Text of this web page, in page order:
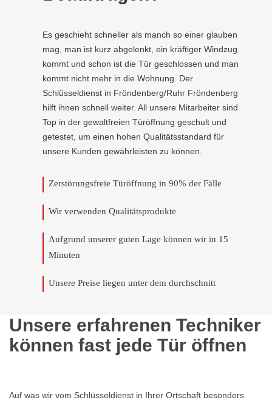
Es geschieht schneller als manch so einer glauben
mag, man ist kurz abgelenkt, ein kräftiger Windzug
kommt und schon ist die Tür geschlossen und man
kommt nicht mehr in die Wohnung. Der
Schlüsseldienst in Fröndenberg/Ruhr Fröndenberg
hilft ihnen schnell weiter. All unsere Mitarbeiter sind
Top in der gewaltfreien Türöffnung geschult und
getestet, um einen hohen Qualitätsstandard für
unsere Kunden gewährleisten zu können.
Zerstörungsfreie Türöffnung in 90% der Fälle
Wir verwenden Qualitätsprodukte
Aufgrund unserer guten Lage können wir in 15
Minuten
Unsere Preise liegen unter dem durchschnitt
Unsere erfahrenen Techniker
können fast jede Tür öffnen
Auf was wir vom Schlüsseldienst in Ihrer Ortschaft besonders